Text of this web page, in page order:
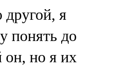
другой, я
понять до
он, но я их